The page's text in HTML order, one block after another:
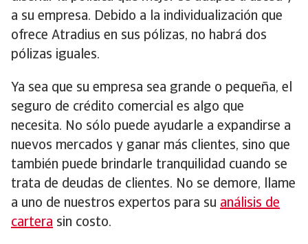
a su empresa. Debido a la individualización que
ofrece Atradius en sus pólizas, no habrá dos
pólizas iguales.
Ya sea que su empresa sea grande o pequeña, el
seguro de crédito comercial es algo que
necesita. No sólo puede ayudarle a expandirse a
nuevos mercados y ganar más clientes, sino que
también puede brindarle tranquilidad cuando se
trata de deudas de clientes. No se demore, llame
a uno de nuestros expertos para su análisis de
cartera sin costo.